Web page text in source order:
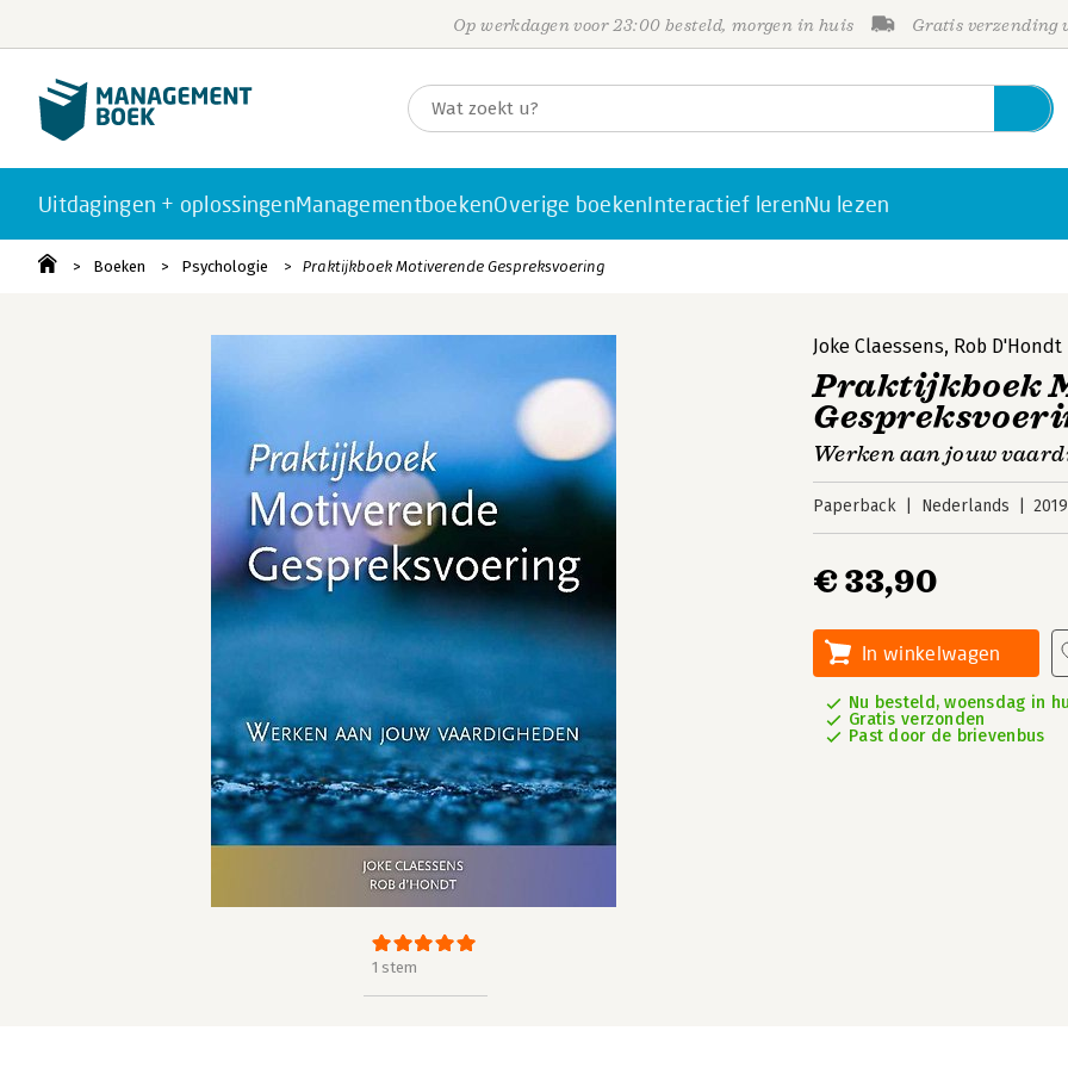
Op werkdagen voor 23:00 besteld, morgen in huis Gratis verzending
Uitdagingen + oplossingenManagementboekenOverige boekenInteractief lerenNu lezen
Boeken Psychologie Praktijkboek Motiverende Gespreksvoering
1 stem
Joke Claessens, Rob D'Hondt
Praktijkboek
Werken aan jouw
Paperback Nederlands 2019
€ 33,90
In winkelwagen
Nu besteld, woensdag in
Gratis verzonden
Past door de brievenbus